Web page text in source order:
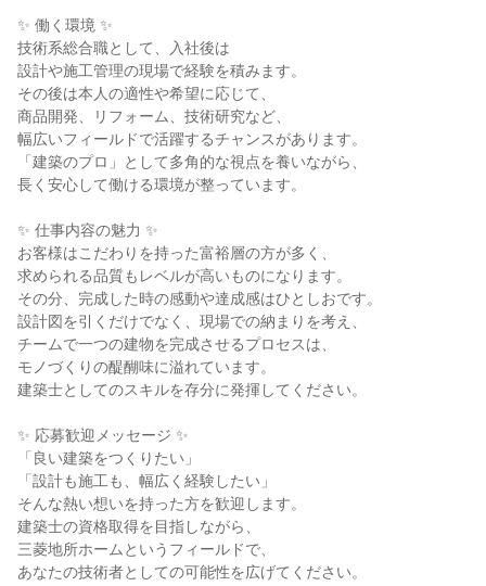
✨ 働く環境 ✨
技術系総合職として、入社後は
設計や施工管理の現場で経験を積みます。
その後は本人の適性や希望に応じて、
商品開発、リフォーム、技術研究など、
幅広いフィールドで活躍するチャンスがあります。
「建築のプロ」として多角的な視点を養いながら、
長く安心して働ける環境が整っています。
✨ 仕事内容の魅力 ✨
お客様はこだわりを持った富裕層の方が多く、
求められる品質もレベルが高いものになります。
その分、完成した時の感動や達成感はひとしおです。
設計図を引くだけでなく、現場での納まりを考え、
チームで一つの建物を完成させるプロセスは、
モノづくりの醍醐味に溢れています。
建築士としてのスキルを存分に発揮してください。
✨ 応募歓迎メッセージ ✨
「良い建築をつくりたい」
「設計も施工も、幅広く経験したい」
そんな熱い想いを持った方を歓迎します。
建築士の資格取得を目指しながら、
三菱地所ホームというフィールドで、
あなたの技術者としての可能性を広げてください。